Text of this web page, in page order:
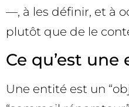
—, à les définir, et à
plutôt que de le
Ce qu’est
Une entité est un